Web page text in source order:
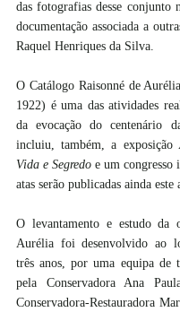
das fotografias desse conjunto
documentação associada a
Raquel Henriques da Silva.
O Catálogo Raisonné de
1922) é uma das atividades
da evocação do centenário
incluiu, também, a exposição
Vida e Segredo e um congresso
atas serão publicadas ainda este
O levantamento e estudo da
Aurélia foi desenvolvido ao
três anos, por uma equipa de
pela Conservadora Ana
Conservadora-Restauradora